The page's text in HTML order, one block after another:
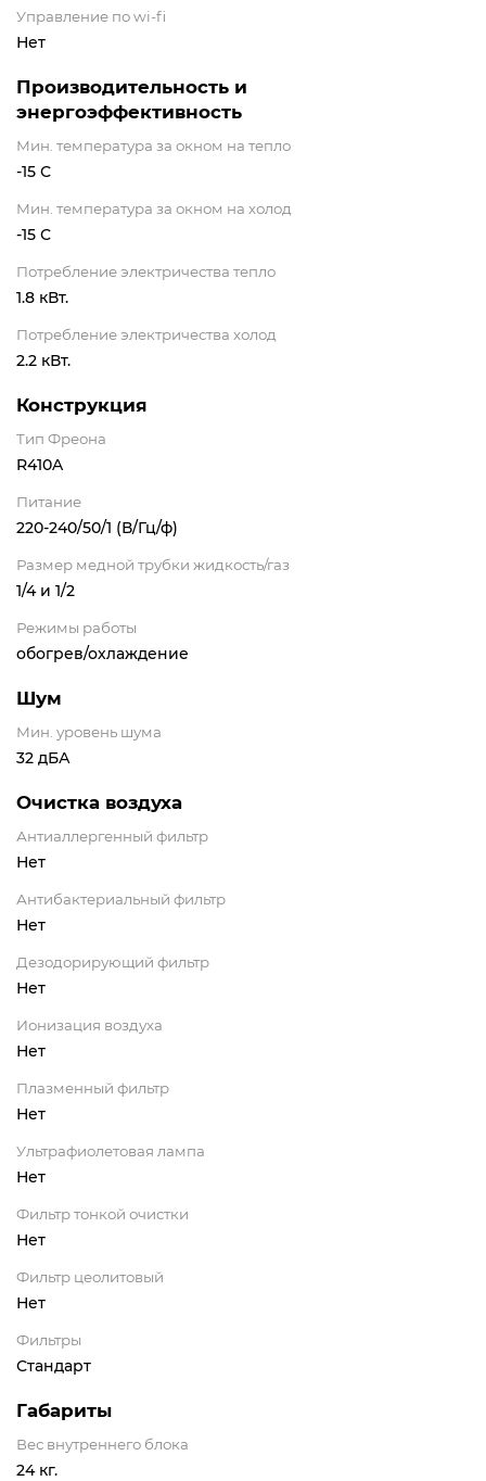
Управление по wi-fi
Нет
Производительность и
энергоэффективность
Мин. температура за окном на тепло
-15 С
Мин. температура за окном на холод
-15 С
Потребление электричества тепло
1.8 кВт.
Потребление электричества холод
2.2 кВт.
Конструкция
Тип Фреона
R410A
Питание
220-240/50/1 (В/Гц/ф)
Размер медной трубки жидкость/газ
1/4 и 1/2
Режимы работы
обогрев/охлаждение
Шум
Мин. уровень шума
32 дБА
Очистка воздуха
Антиаллергенный фильтр
Нет
Антибактериальный фильтр
Нет
Дезодорирующий фильтр
Нет
Ионизация воздуха
Нет
Плазменный фильтр
Нет
Ультрафиолетовая лампа
Нет
Фильтр тонкой очистки
Нет
Фильтр цеолитовый
Нет
Фильтры
Стандарт
Габариты
Вес внутреннего блока
24 кг.